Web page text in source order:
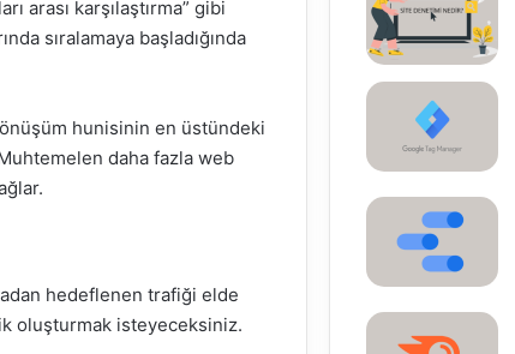
arası karşılaştırma” gibi
sıralamaya başladığında
hunisinin en üstündeki
daha fazla web
hedeflenen trafiği elde
oluşturmak isteyeceksiniz.